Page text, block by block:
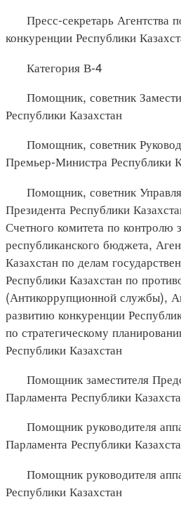
Пресс-секретарь Агентства
конкуренции Республики
Категория В-4
Помощник, советник
Республики Казахстан
Помощник, советник
Премьер-Министра Республики
Помощник, советник
Президента Республики
Счетного комитета по контролю
республиканского бюджета,
Казахстан по делам
Республики Казахстан по
(Антикоррупционной службы),
развитию конкуренции
по стратегическому
Республики Казахстан
Помощник заместителя
Парламента Республики
Помощник руководителя
Парламента Республики
Помощник руководителя
Республики Казахстан